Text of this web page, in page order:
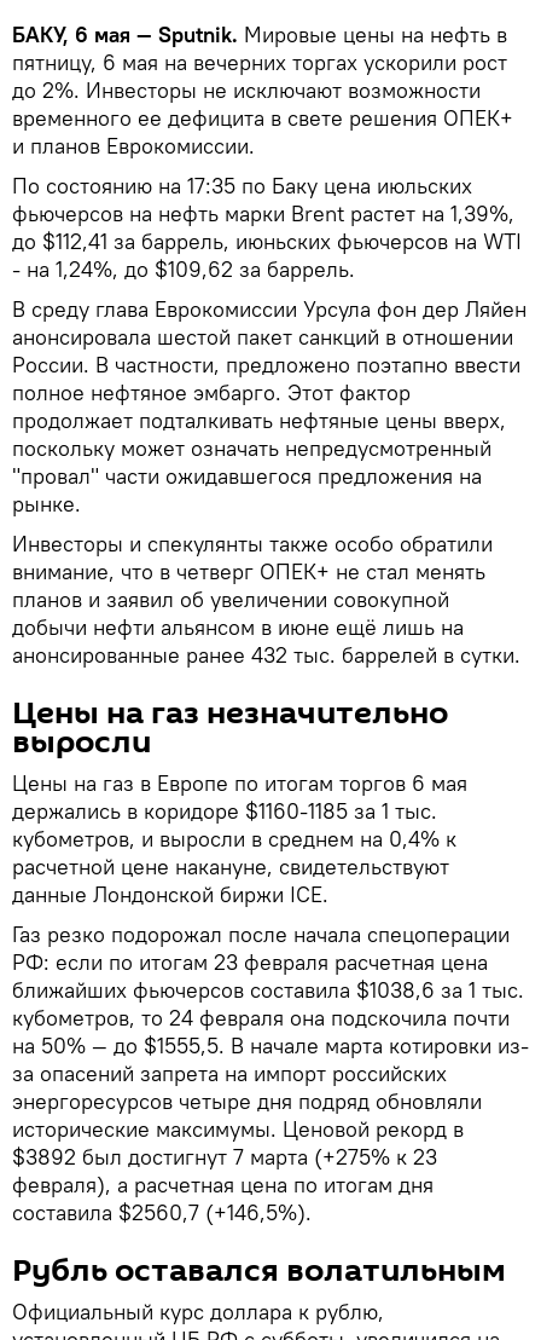
БАКУ, 6 мая — Sputnik. Мировые цены на нефть в
пятницу, 6 мая на вечерних торгах ускорили рост
до 2%. Инвесторы не исключают возможности
временного ее дефицита в свете решения ОПЕК+
и планов Еврокомиссии.
По состоянию на 17:35 по Баку цена июльских
фьючерсов на нефть марки Brent растет на 1,39%,
до $112,41 за баррель, июньских фьючерсов на WTI
- на 1,24%, до $109,62 за баррель.
В среду глава Еврокомиссии Урсула фон дер Ляйен
анонсировала шестой пакет санкций в отношении
России. В частности, предложено поэтапно ввести
полное нефтяное эмбарго. Этот фактор
продолжает подталкивать нефтяные цены вверх,
поскольку может означать непредусмотренный
"провал" части ожидавшегося предложения на
рынке.
Инвесторы и спекулянты также особо обратили
внимание, что в четверг ОПЕК+ не стал менять
планов и заявил об увеличении совокупной
добычи нефти альянсом в июне ещё лишь на
анонсированные ранее 432 тыс. баррелей в сутки.
Цены на газ незначительно
выросли
Цены на газ в Европе по итогам торгов 6 мая
держались в коридоре $1160-1185 за 1 тыс.
кубометров, и выросли в среднем на 0,4% к
расчетной цене накануне, свидетельствуют
данные Лондонской биржи ICE.
Газ резко подорожал после начала спецоперации
РФ: если по итогам 23 февраля расчетная цена
ближайших фьючерсов составила $1038,6 за 1 тыс.
кубометров, то 24 февраля она подскочила почти
на 50% — до $1555,5. В начале марта котировки из-
за опасений запрета на импорт российских
энергоресурсов четыре дня подряд обновляли
исторические максимумы. Ценовой рекорд в
$3892 был достигнут 7 марта (+275% к 23
февраля), а расчетная цена по итогам дня
составила $2560,7 (+146,5%).
Рубль оставался волатильным
Официальный курс доллара к рублю,